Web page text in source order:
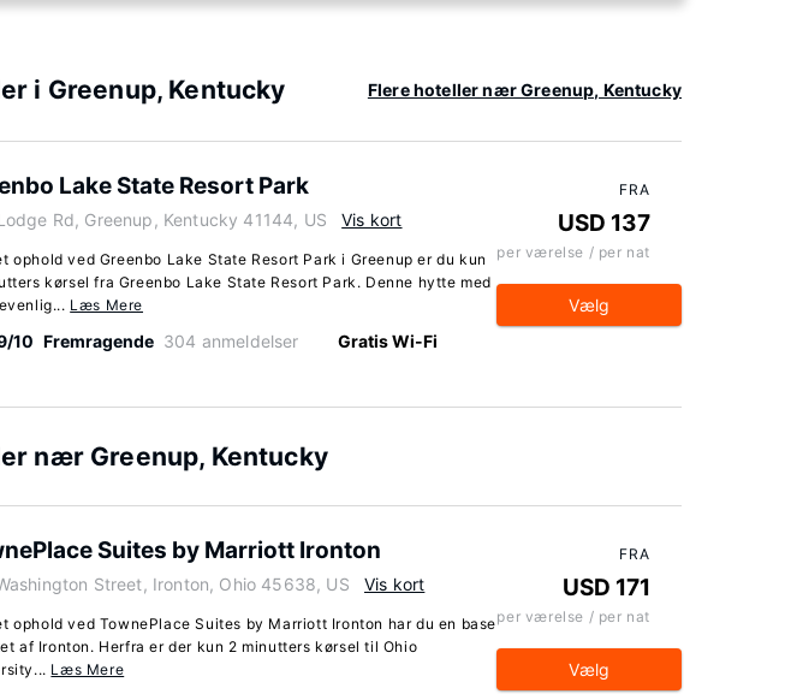
i Greenup, Kentucky Flere hoteller nær Greenup, Kentucky
Lake State Resort Park
Rd, Greenup, Kentucky 41144, US Vis kort
ophold ved Greenbo Lake State Resort Park i Greenup er du kun
kørsel fra Greenbo Lake State Resort Park. Denne hytte med
Læs Mere
10 Fremragende 304 anmeldelser Gratis Wi-Fi
FRA
USD 137
per værelse / per nat
Vælg
nær Greenup, Kentucky
Suites by Marriott Ironton
Street, Ironton, Ohio 45638, US Vis kort
ophold ved TownePlace Suites by Marriott Ironton har du en base
af Ironton. Herfra er der kun 2 minutters kørsel til Ohio
Læs Mere
FRA
USD 171
per værelse / per nat
Vælg